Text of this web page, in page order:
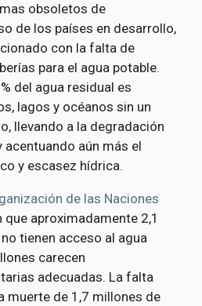
obsoletos de
de los países en desarrollo,
con la falta de
para el agua potable.
del agua residual es
lagos y océanos sin un
llevando a la degradación
aún más el
y escasez hídrica.
de las Naciones
que aproximadamente 2,1
tienen acceso al agua
carecen
adecuadas. La falta
muerte de 1,7 millones de